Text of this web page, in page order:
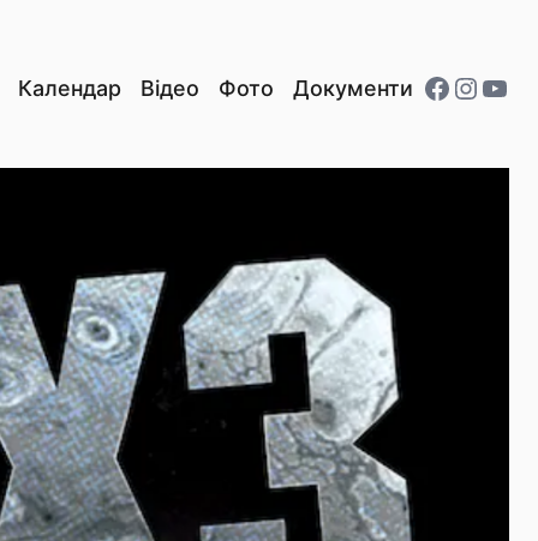
Календар Відео Фото Документи